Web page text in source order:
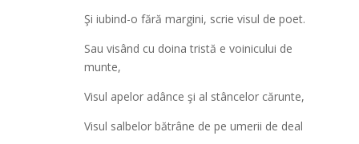
Şi iubind-o fără margini, scrie visul de poet.
Sau visând cu doina tristă e voinicului de
munte,
Visul apelor adânce şi al stâncelor cărunte,
Visul salbelor bătrâne de pe umerii de deal